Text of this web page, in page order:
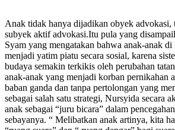
Anak tidak hanya dijadikan obyek advokasi,
subyek aktif advokasi.Itu pula yang
Syam yang mengatakan bahwa anak-anak
menjadi yatim piatu secara sosial, karena
budaya semakin terkikis oleh perubahan
anak-anak yang menjadi korban pernikahan
baban ganda dan tanpa pertolongan yang
sebagai salah satu strategi, Nursyida secara
anak sebagai “juru bicara” dalam
sebayanya. “ Melibatkan anak artinya, kita